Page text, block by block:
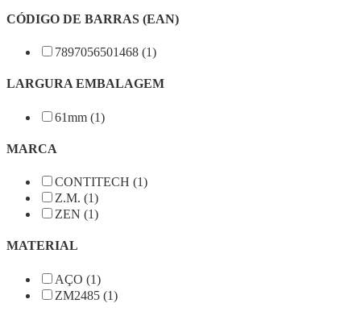
CÓDIGO DE BARRAS (EAN)
7897056501468 (1)
LARGURA EMBALAGEM
61mm (1)
MARCA
CONTITECH (1)
Z.M. (1)
ZEN (1)
MATERIAL
AÇO (1)
ZM2485 (1)